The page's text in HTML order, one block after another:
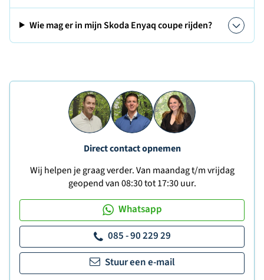
Wie mag er in mijn Skoda Enyaq coupe rijden?
Direct contact opnemen
Wij helpen je graag verder. Van maandag t/m vrijdag
geopend van 08:30 tot 17:30 uur.
Whatsapp
085 - 90 229 29
Stuur een e-mail